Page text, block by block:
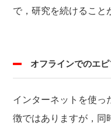
で，研究を続けること
オフラインでのエ
インターネットを使
徴ではありますが，同